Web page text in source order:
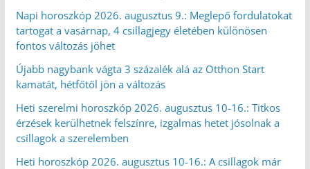
Napi horoszkóp 2026. augusztus 9.: Meglepő fordulatokat
tartogat a vasárnap, 4 csillagjegy életében különösen
fontos változás jöhet
Újabb nagybank vágta 3 százalék alá az Otthon Start
kamatát, hétfőtől jön a változás
Heti szerelmi horoszkóp 2026. augusztus 10-16.: Titkos
érzések kerülhetnek felszínre, izgalmas hetet jósolnak a
csillagok a szerelemben
Heti horoszkóp 2026. augusztus 10-16.: A csillagok már